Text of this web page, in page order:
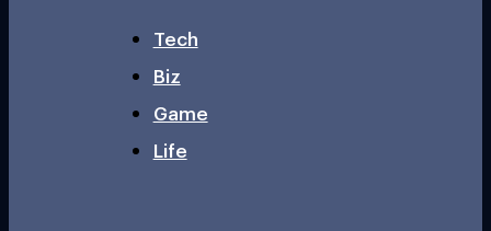
Tech
Biz
Game
Life